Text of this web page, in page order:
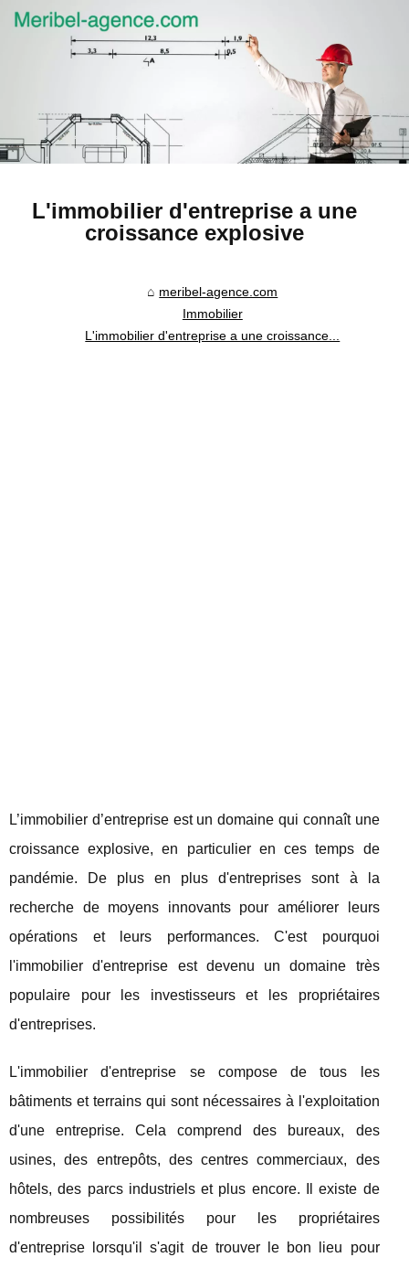
L'immobilier d'entreprise a une
croissance explosive
meribel-agence.com
Immobilier
L'immobilier d'entreprise a une croissance...
L’immobilier d’entreprise est un domaine qui connaît une
croissance explosive, en particulier en ces temps de
pandémie. De plus en plus d'entreprises sont à la
recherche de moyens innovants pour améliorer leurs
opérations et leurs performances. C'est pourquoi
l'immobilier d'entreprise est devenu un domaine très
populaire pour les investisseurs et les propriétaires
d'entreprises.
L'immobilier d'entreprise se compose de tous les
bâtiments et terrains qui sont nécessaires à l'exploitation
d'une entreprise. Cela comprend des bureaux, des
usines, des entrepôts, des centres commerciaux, des
hôtels, des parcs industriels et plus encore. Il existe de
nombreuses possibilités pour les propriétaires
d'entreprise lorsqu'il s'agit de trouver le bon lieu pour